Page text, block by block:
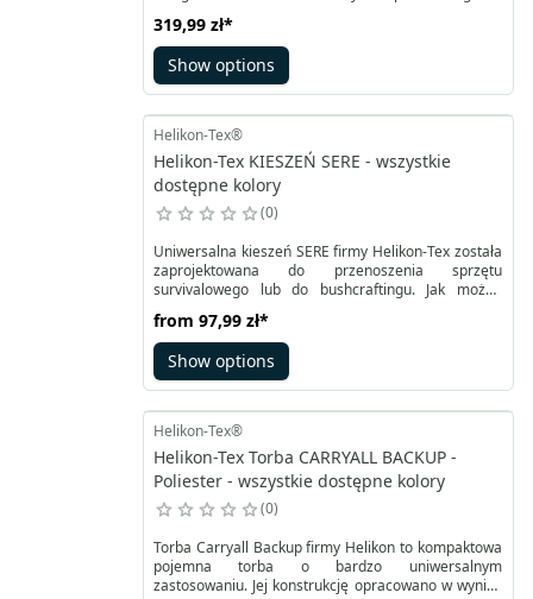
zewnątrz został obszyty tkaniną poliestrową. Poncho
z kapturem uszyto jak klasyczną podpinkę do kurtki
M65. Pomaga przetrwać niskie temperatury, może
pełnić rolę awaryjnej kurtki.
319,99 zł*
Show options
Helikon-Tex®
Helikon-Tex KIESZEŃ SERE - wszystkie
dostępne kolory
0
Uniwersalna kieszeń SERE firmy Helikon-Tex została
zaprojektowana do przenoszenia sprzętu
survivalowego lub do bushcraftingu. Jak można
Evasion, Resistance and Escape pomieści niezbędne
akcesoria takie jak składany nóż, multitool, latarkę,
zapalniczkę albo krzesiwo.
from 97,99 zł*
Show options
Helikon-Tex®
Helikon-Tex Torba CARRYALL BACKUP -
Poliester - wszystkie dostępne kolory
0
Torba Carryall Backup firmy Helikon to kompaktowa
pojemna torba o bardzo uniwersalnym
zastosowaniu. Jej konstrukcję opracowano w wyniku